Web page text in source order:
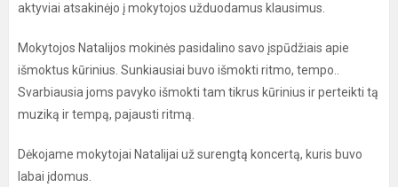
aktyviai atsakinėjo į mokytojos užduodamus klausimus.
Mokytojos Natalijos mokinės pasidalino savo įspūdžiais apie
išmoktus kūrinius. Sunkiausiai buvo išmokti ritmo, tempo..
Svarbiausia joms pavyko išmokti tam tikrus kūrinius ir perteikti tą
muziką ir tempą, pajausti ritmą.
Dėkojame mokytojai Natalijai už surengtą koncertą, kuris buvo
labai įdomus.